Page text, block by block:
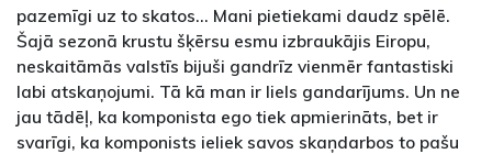
pazemīgi uz to skatos... Mani pietiekami daudz spēlē.
Šajā sezonā krustu šķērsu esmu izbraukājis Eiropu,
neskaitāmās valstīs bijuši gandrīz vienmēr fantastiski
labi atskaņojumi. Tā kā man ir liels gandarījums. Un ne
jau tādēļ, ka komponista ego tiek apmierināts, bet ir
svarīgi, ka komponists ieliek savos skaņdarbos to pašu